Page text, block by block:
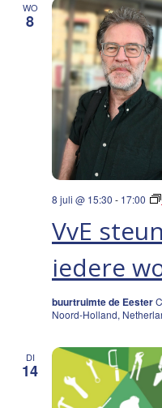
WO
8
VvE
iedere
8 juli @ 15:30 - 17:00
buurtruimte de Eester
Noord-Holland,
DI
14